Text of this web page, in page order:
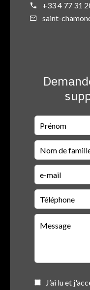
+33 4 77 31
saint-
J’ai lu et